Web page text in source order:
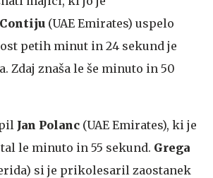
(UAE Emirates) uspelo
petih minut in 24 sekund je
Zdaj znaša le še minuto in 50
Jan Polanc (UAE Emirates), ki je
le minuto in 55 sekund. Grega
si je prikolesaril zaostanek